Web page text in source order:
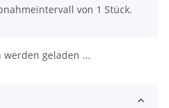
von 1 Stück.
werden geladen ...